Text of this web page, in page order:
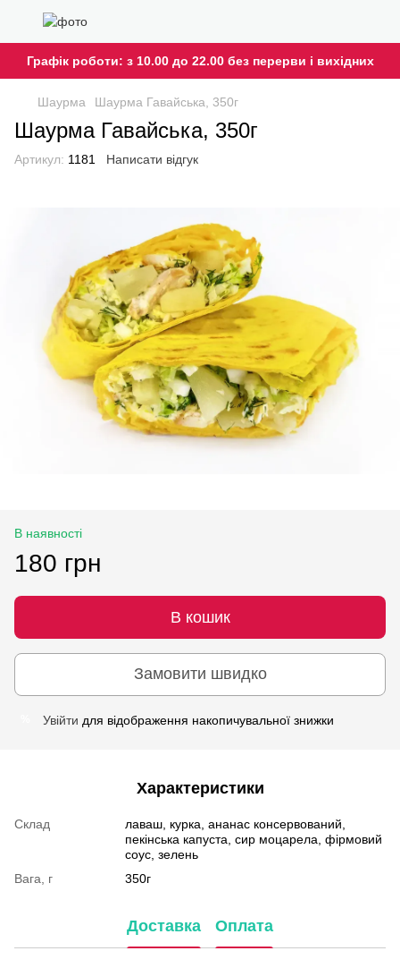
Графік роботи: з 10.00 до 22.00 без перерви і вихідних
Шаурма Шаурма Гавайська, 350г
Шаурма Гавайська, 350г
Артикул: 1181 Написати відгук
В наявності
180 грн
В кошик
Замовити швидко
Увійти для відображення накопичувальної знижки
Характеристики
Склад
лаваш, курка, ананас консервований,
пекінська капуста, сир моцарела, фірмовий
соус, зелень
Вага, г
350г
Доставка Оплата